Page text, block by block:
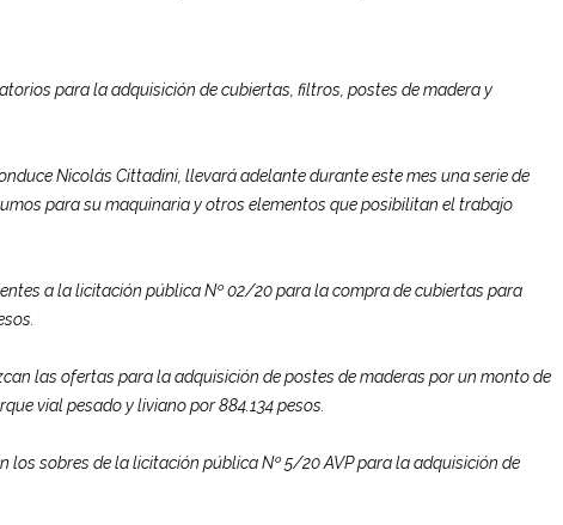
para la adquisición de cubiertas, filtros, postes de madera y
Nicolás Cittadini, llevará adelante durante este mes una serie de
para su maquinaria y otros elementos que posibilitan el trabajo
a la licitación pública Nº 02/20 para la compra de cubiertas para
las ofertas para la adquisición de postes de maderas por un monto de
vial pesado y liviano por 884.134 pesos.
los sobres de la licitación pública Nº 5/20 AVP para la adquisición de